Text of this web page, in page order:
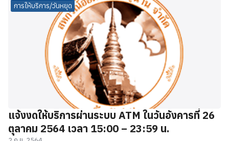
การให้บริการ/วันหยุด
แจ้งงดให้บริการผ่านระบบ ATM ในวันอังคารที่ 26
ตุลาคม 2564 เวลา 15:00 – 23:59 น.